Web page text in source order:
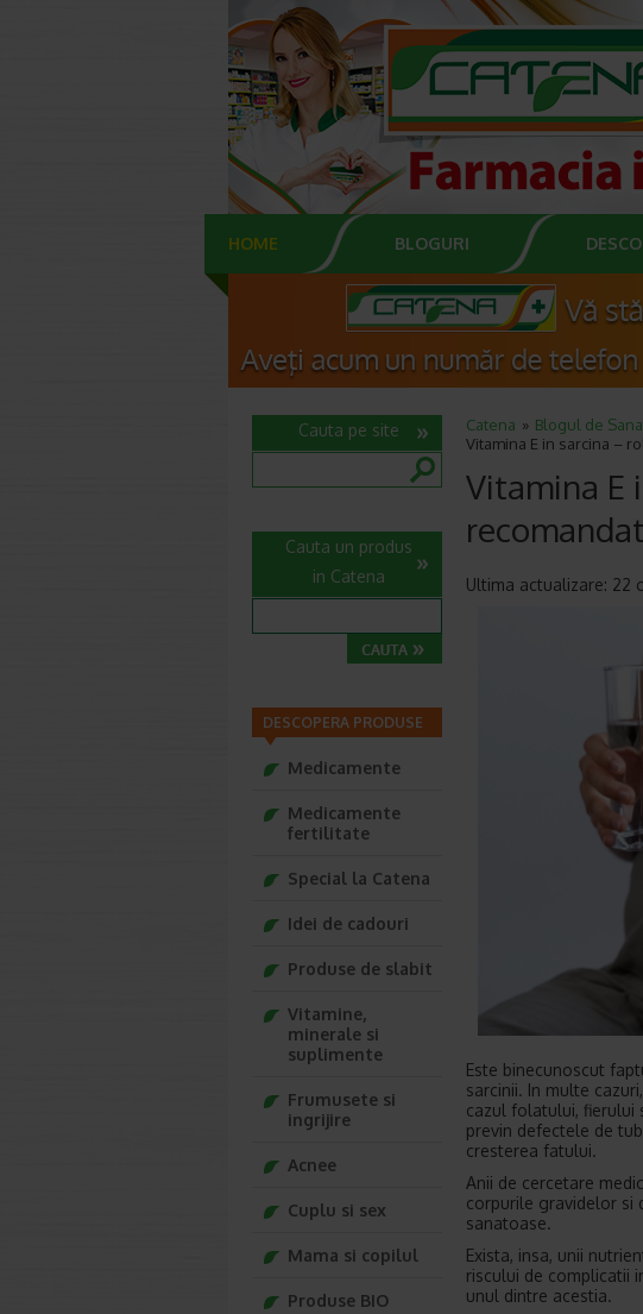
HOME BLOGURI
Catena Blogul de
Vitamina E in sarcina –
Vitamina E
Ultima actualizare: 22
Este binecunoscut
sarcinii. In multe
cazul folatului, fierului
previn defectele de
cresterea fatului.
Anii de cercetare
corpurile gravidelor si
sanatoase.
Exista, insa, unii
riscului de complicatii
unul dintre acestia.
Cauta pe site
Cauta un produs
in Catena
DESCOPERA PRODUSE
Medicamente
Medicamente
fertilitate
Special la Catena
Idei de cadouri
Produse de slabit
Vitamine,
minerale si
suplimente
Frumusete si
ingrijire
Acnee
Cuplu si sex
Mama si copilul
Produse BIO